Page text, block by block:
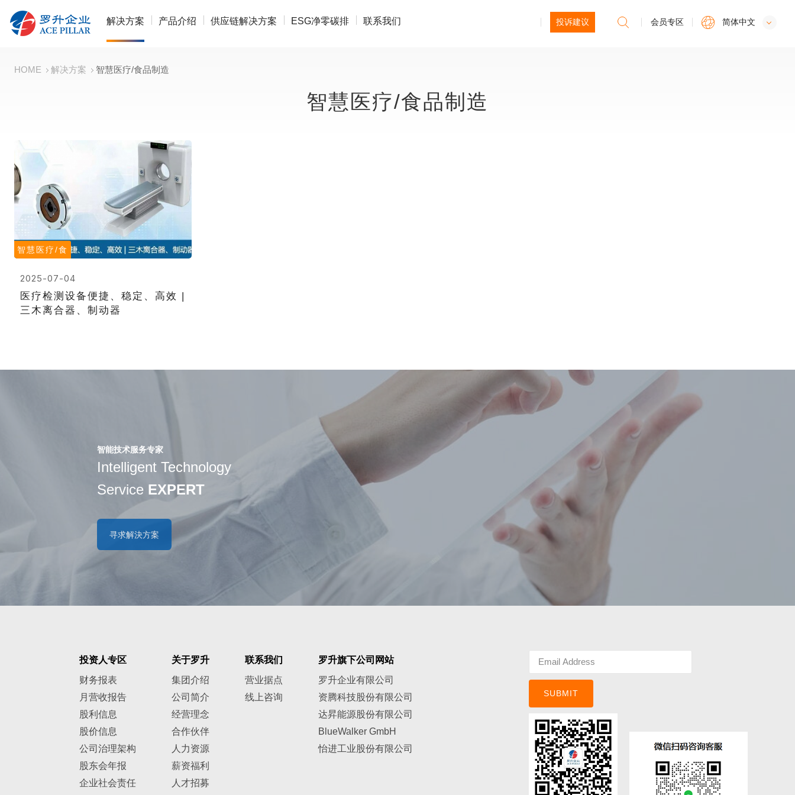
解决方案 产品介绍 供应链解决方案 ESG净零碳排 联系我们 投诉建议 会员专区 简体中文
HOME 解决方案 智慧医疗/食品制造
智慧医疗/食品制造
智慧医疗/食
2025-07-04
医疗检测设备便捷、稳定、高效 |
三木离合器、制动器
智能技术服务专家
Intelligent Technology
Service EXPERT
寻求解決方案
投资人专区
财务报表
月营收报告
股利信息
股价信息
公司治理架构
股东会年报
企业社会责任
关于罗升
集团介绍
公司简介
经营理念
合作伙伴
人力资源
薪资福利
人才招募
联系我们
营业据点
线上咨询
罗升旗下公司网站
罗升企业有限公司
资腾科技股份有限公司
达昇能源股份有限公司
BlueWalker GmbH
怡进工业股份有限公司
SUBMIT